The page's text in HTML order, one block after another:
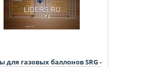
для газовых баллонов SRG -